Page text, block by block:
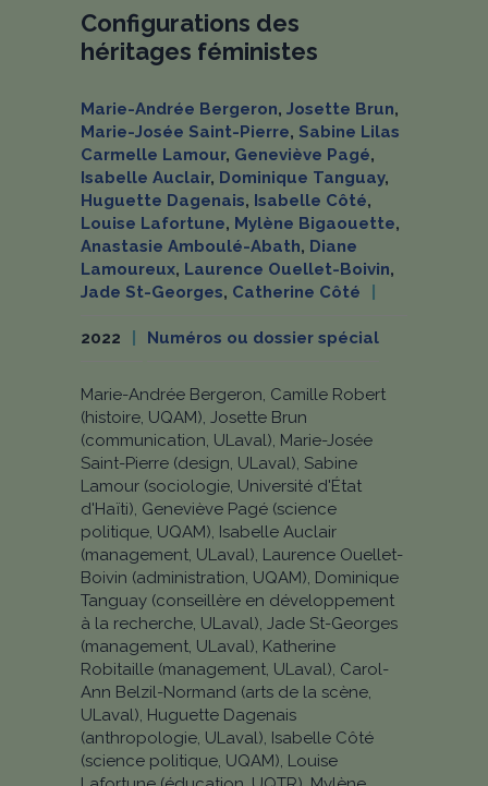
Configurations des
héritages féministes
Marie-Andrée Bergeron, Josette Brun,
Marie-Josée Saint-Pierre, Sabine Lilas
Carmelle Lamour, Geneviève Pagé,
Isabelle Auclair, Dominique Tanguay,
Huguette Dagenais, Isabelle Côté,
Louise Lafortune, Mylène Bigaouette,
Anastasie Amboulé-Abath, Diane
Lamoureux, Laurence Ouellet-Boivin,
Jade St-Georges, Catherine Côté
2022 Numéros ou dossier spécial
Marie-Andrée Bergeron, Camille Robert
(histoire, UQAM), Josette Brun
(communication, ULaval), Marie-Josée
Saint-Pierre (design, ULaval), Sabine
Lamour (sociologie, Université d'État
d'Haïti), Geneviève Pagé (science
politique, UQAM), Isabelle Auclair
(management, ULaval), Laurence Ouellet-
Boivin (administration, UQAM), Dominique
Tanguay (conseillère en développement
à la recherche, ULaval), Jade St-Georges
(management, ULaval), Katherine
Robitaille (management, ULaval), Carol-
Ann Belzil-Normand (arts de la scène,
ULaval), Huguette Dagenais
(anthropologie, ULaval), Isabelle Côté
(science politique, UQAM), Louise